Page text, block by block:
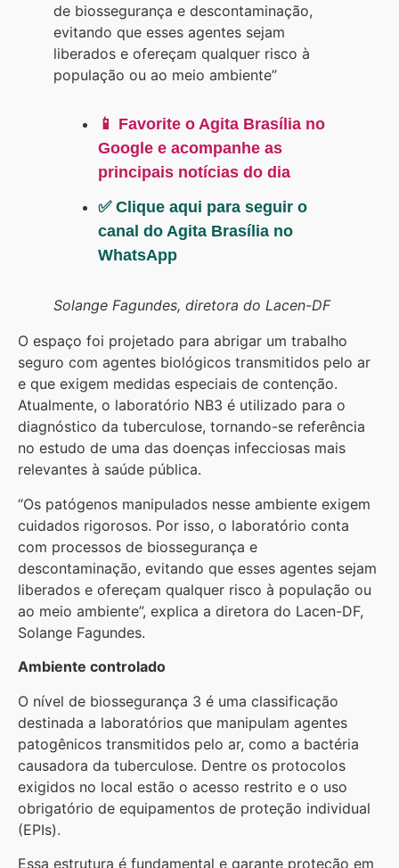
de biossegurança e descontaminação,
evitando que esses agentes sejam
liberados e ofereçam qualquer risco à
população ou ao meio ambiente”
📱 Favorite o Agita Brasília no
Google e acompanhe as
principais notícias do dia
✅ Clique aqui para seguir o
canal do Agita Brasília no
WhatsApp
Solange Fagundes, diretora do Lacen-DF
O espaço foi projetado para abrigar um trabalho
seguro com agentes biológicos transmitidos pelo ar
e que exigem medidas especiais de contenção.
Atualmente, o laboratório NB3 é utilizado para o
diagnóstico da tuberculose, tornando-se referência
no estudo de uma das doenças infecciosas mais
relevantes à saúde pública.
“Os patógenos manipulados nesse ambiente exigem
cuidados rigorosos. Por isso, o laboratório conta
com processos de biossegurança e
descontaminação, evitando que esses agentes sejam
liberados e ofereçam qualquer risco à população ou
ao meio ambiente”, explica a diretora do Lacen-DF,
Solange Fagundes.
Ambiente controlado
O nível de biossegurança 3 é uma classificação
destinada a laboratórios que manipulam agentes
patogênicos transmitidos pelo ar, como a bactéria
causadora da tuberculose. Dentre os protocolos
exigidos no local estão o acesso restrito e o uso
obrigatório de equipamentos de proteção individual
(EPIs).
Essa estrutura é fundamental e garante proteção em